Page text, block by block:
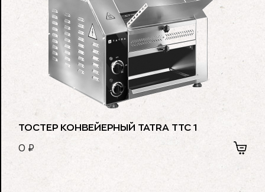
ТОСТЕР КОНВЕЙЕРНЫЙ TATRA TTC 1
0 ₽